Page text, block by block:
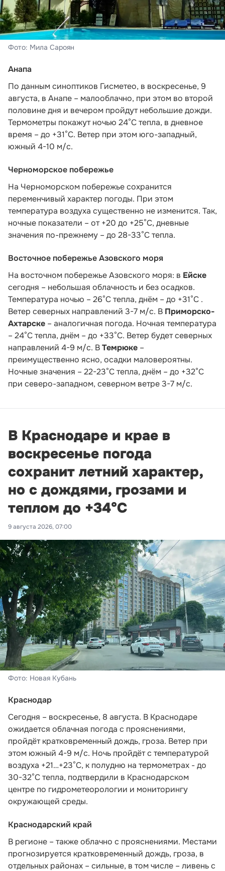
Фото: Мила Сароян
Анапа
По данным синоптиков Гисметео, в воскресенье, 9
августа, в Анапе – малооблачно, при этом во второй
половине дня и вечером пройдут небольшие дожди.
Термометры покажут ночью 24°C тепла, в дневное
время – до +31°C. Ветер при этом юго-западный,
южный 4-10 м/с.
Черноморское побережье
На Черноморском побережье сохранится
переменчивый характер погоды. При этом
температура воздуха существенно не изменится. Так,
ночные показатели – от +20 до +25°С, дневные
значения по-прежнему – до 28-33°С тепла.
Восточное побережье Азовского моря
На восточном побережье Азовского моря: в Ейске
сегодня – небольшая облачность и без осадков.
Температура ночью – 26°С тепла, днём – до +31°С .
Ветер северных направлений 3-7 м/с. В Приморско-
Ахтарске – аналогичная погода. Ночная температура
– 24°С тепла, днём – до +33°С. Ветер будет северных
направлений 4-9 м/с. ВТемрюке –
преимущественно ясно, осадки маловероятны.
Ночные значения – 22-23°С тепла, днём – до +32°С
при северо-западном, северном ветре 3-7 м/с.
В Краснодаре и крае в
воскресенье погода
сохранит летний характер,
но с дождями, грозами и
теплом до +34°С
9 августа 2026, 07:00
Фото: Новая Кубань
Краснодар
Сегодня – воскресенье, 8 августа. В Краснодаре
ожидается облачная погода с прояснениями,
пройдёт кратковременный дождь, гроза. Ветер при
этом южный 4-9 м/с. Ночь пройдёт с температурой
воздуха +21…+23°С, к полудню на термометрах - до
30-32°С тепла, подтвердили в Краснодарском
центре по гидрометеорологии и мониторингу
окружающей среды.
Краснодарский край
В регионе – также облачно с прояснениями. Местами
прогнозируется кратковременный дождь, гроза, в
отдельных районах – сильные, в том числе – ливень с